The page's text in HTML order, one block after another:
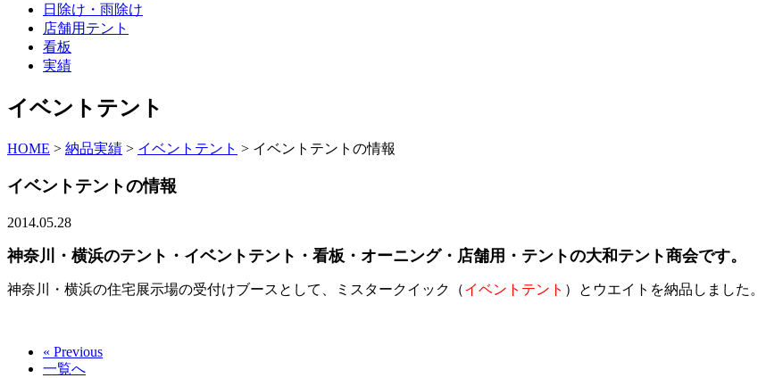
日除け・雨除け
店舗用テント
看板
実績
イベントテント
HOME > 納品実績 > イベントテント > イベントテントの情報
イベントテントの情報
2014.05.28
神奈川・横浜のテント・イベントテント・看板・オーニング・店舗用・テントの大和テント商会です。
神奈川・横浜の住宅展示場の受付けブースとして、ミスタークイック（イベントテント ）とウエイトを納品しました。
« Previous
一覧へ